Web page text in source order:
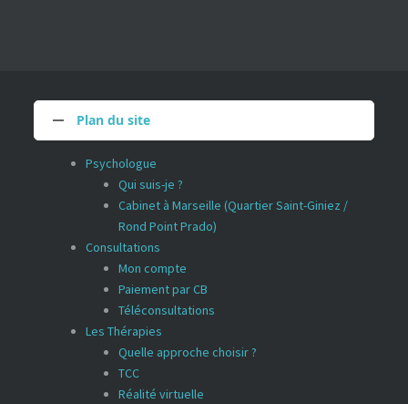
Plan du site
Psychologue
Qui suis-je ?
Cabinet à Marseille (Quartier Saint-Giniez /
Rond Point Prado)
Consultations
Mon compte
Paiement par CB
Téléconsultations
Les Thérapies
Quelle approche choisir ?
TCC
Réalité virtuelle